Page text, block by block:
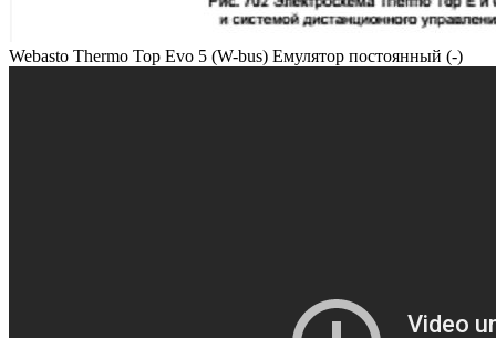
Webasto Thermo Top Evo 5 (W-bus) Емулятор постоянный (-)